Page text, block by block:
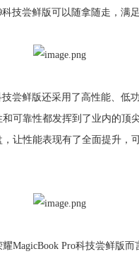
科技尝鲜版可以随拿随走，满
尝鲜版还采用了高性能、低
可靠性都发挥到了业内的顶
让性能表现有了全面提升，
Pro科技尝鲜版而